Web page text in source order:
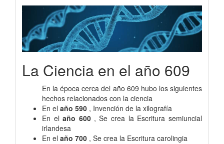
La Ciencia en el año 609
En la época cerca del año 609 hubo los siguientes
hechos relacionados con la ciencia
En el año 590
, Invención de la xilografía
En el año 600 , Se crea la Escritura semiuncial
irlandesa
En el año 700 , Se crea la Escritura carolingia